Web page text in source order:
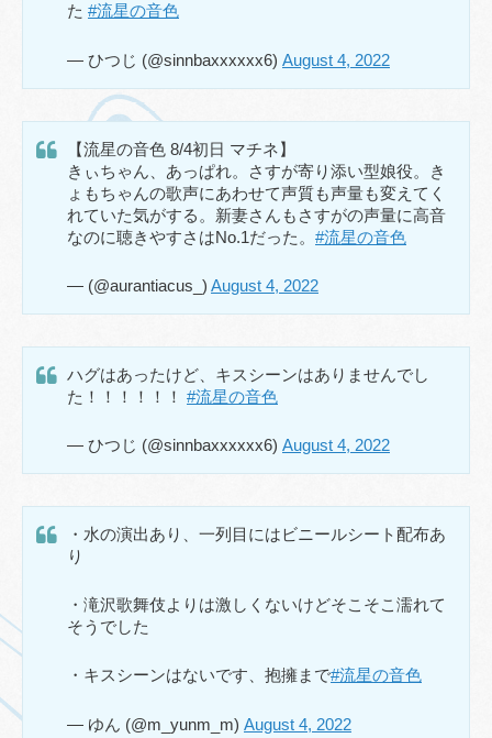
た #流星の音色
— ひつじ (@sinnbaxxxxxx6) August 4, 2022
【流星の音色 8/4初日 マチネ】
きぃちゃん、あっぱれ。さすが寄り添い型娘役。き
ょもちゃんの歌声にあわせて声質も声量も変えてく
れていた気がする。新妻さんもさすがの声量に高音
なのに聴きやすさはNo.1だった。 #流星の音色
— (@aurantiacus_) August 4, 2022
ハグはあったけど、キスシーンはありませんでし
た！！！！！！ #流星の音色
— ひつじ (@sinnbaxxxxxx6) August 4, 2022
・水の演出あり、一列目にはビニールシート配布あ
り
・滝沢歌舞伎よりは激しくないけどそこそこ濡れて
そうでした
・キスシーンはないです、抱擁まで#流星の音色
— ゆん (@m_yunm_m) August 4, 2022